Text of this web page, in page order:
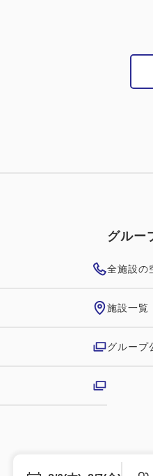
グルー
全施設の
施設一覧
グループ